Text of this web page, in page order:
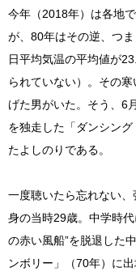
今年（2018年）は各地
が、80年はその逆、つ
日平均気温の平均値が
られていない）。その
げた男がいた。そう、6
を独走した「ダンシン
たよしのりである。
一度聴いたら忘れない
身の当時29歳。中学時
の赤い風船”を脱退した
ンボリー」（70年）に